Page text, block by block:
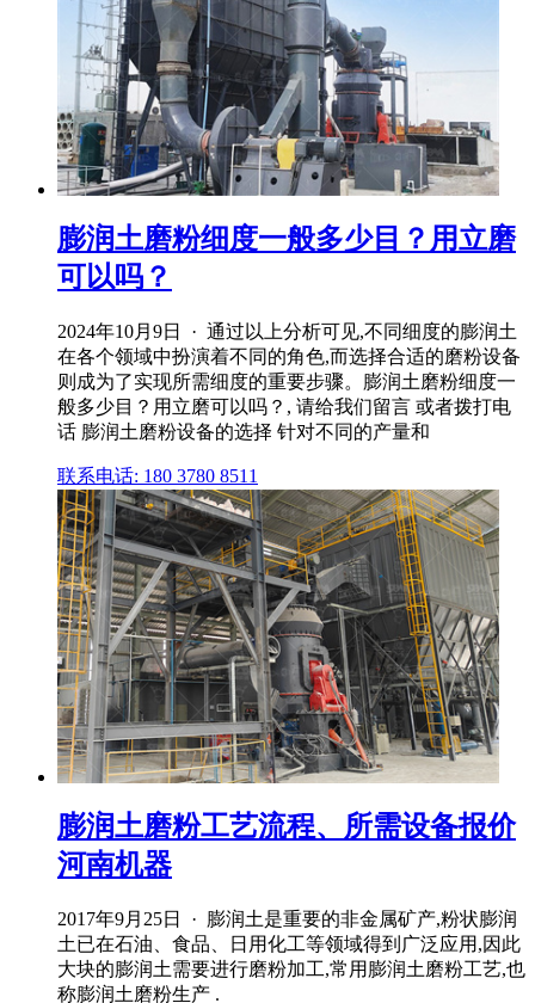
膨润土磨粉细度一般多少目？用立磨
可以吗？
2024年10月9日 · 通过以上分析可见,不同细度的膨润土
在各个领域中扮演着不同的角色,而选择合适的磨粉设备
则成为了实现所需细度的重要步骤。膨润土磨粉细度一
般多少目？用立磨可以吗？, 请给我们留言 或者拨打电
话 膨润土磨粉设备的选择 针对不同的产量和
联系电话: 180 3780 8511
膨润土磨粉工艺流程、所需设备报价
河南机器
2017年9月25日 · 膨润土是重要的非金属矿产,粉状膨润
土已在石油、食品、日用化工等领域得到广泛应用,因此
大块的膨润土需要进行磨粉加工,常用膨润土磨粉工艺,也
称膨润土磨粉生产 .